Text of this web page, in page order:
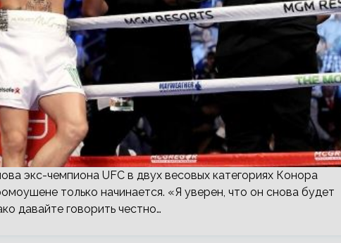
экс-чемпиона UFC в двух весовых категориях Конора
только начинается. «Я уверен, что он снова будет
давайте говорить честно…